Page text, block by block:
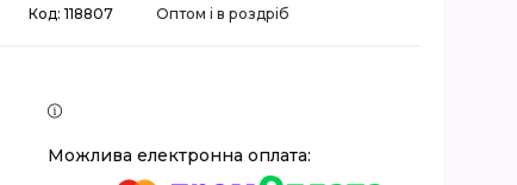
Оптом і в роздріб
Код: 118807